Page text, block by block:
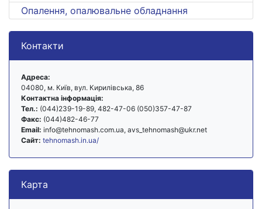
Опалення, опалювальне обладнання
Контакти
Адреса:
04080, м. Київ, вул. Кирилівська, 86
Контактна інформація:
Тел.: (044)239-19-89, 482-47-06 (050)357-47-87
Факс: (044)482-46-77
Email: info@tehnomash.com.ua, avs_tehnomash@ukr.net
Сайт: tehnomash.in.ua/
Карта